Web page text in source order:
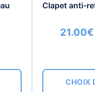
Clapet anti-
21.00€
CHOIX